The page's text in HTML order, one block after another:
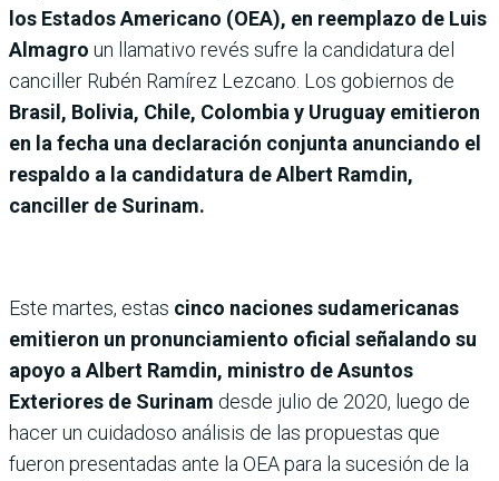
los Estados Americano (OEA), en reemplazo de Luis
Almagro un llamativo revés sufre la candidatura del
canciller Rubén Ramírez Lezcano. Los gobiernos de
Brasil, Bolivia, Chile, Colombia y Uruguay emitieron
en la fecha una declaración conjunta anunciando el
respaldo a la candidatura de Albert Ramdin,
canciller de Surinam.
Este martes, estas cinco naciones sudamericanas
emitieron un pronunciamiento oficial señalando su
apoyo a Albert Ramdin, ministro de Asuntos
Exteriores de Surinam desde julio de 2020, luego de
hacer un cuidadoso análisis de las propuestas que
fueron presentadas ante la OEA para la sucesión de la